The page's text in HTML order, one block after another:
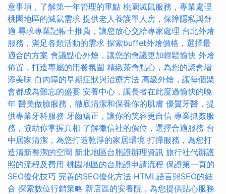
意事項，了解第一年管理的重點 桃園滅鼠服務，專業處理
桃園地區的滅鼠需求 提供老人養護單人房，保障隱私與舒
適 尋求專業記帳士推薦，讓您放心交給專家處理 台北外燴
服務，滿足各類活動的需求 探索buffet外燴價格，選擇最
適合的方案 會議點心外燴，讓您的會議更加輕鬆愉快 外燴
佈置，打造專屬的用餐氛圍 精緻茶會點心，為您的聚會增
添美味 白內障的早期症狀與治療方法 高級外燴，讓每個聚
會都成為難忘的盛宴 安養中心，讓長者在此度過愉快的晚
年 醫美做臉服務，徹底清潔和保養你的肌膚 優質牙醫，提
供專業牙科服務 牙齒矯正，讓你的笑容更自信 專業抓姦服
務，協助你掌握真相 了解徵信社的價位，選擇合適服務 台
中居家清潔，為您打造乾淨的家居環境 打掃服務，為您打
造清新整潔的空間 新北地區台胞證辦理資訊 旅行社代辦護
照的流程及費用 桃園地區的台胞證申請流程 保證第一頁的
SEO優化技巧 完善的SEO優化方法 HTML語言與SEO的結
合 探索數位行銷策略 新店區的安養院，為您提供貼心服務